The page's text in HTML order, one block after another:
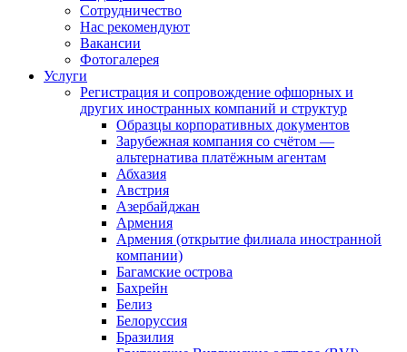
Сотрудничество
Нас рекомендуют
Вакансии
Фотогалерея
Услуги
Регистрация и сопровождение офшорных и
других иностранных компаний и структур
Образцы корпоративных документов
Зарубежная компания со счётом —
альтернатива платёжным агентам
Абхазия
Австрия
Азербайджан
Армения
Армения (открытие филиала иностранной
компании)
Багамские острова
Бахрейн
Белиз
Белоруссия
Бразилия